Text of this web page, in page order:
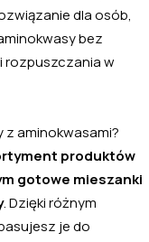
dla osób,
bez
rozpuszczania w
z aminokwasami?
produktów
gotowe mieszanki
. Dzięki różnym
je do